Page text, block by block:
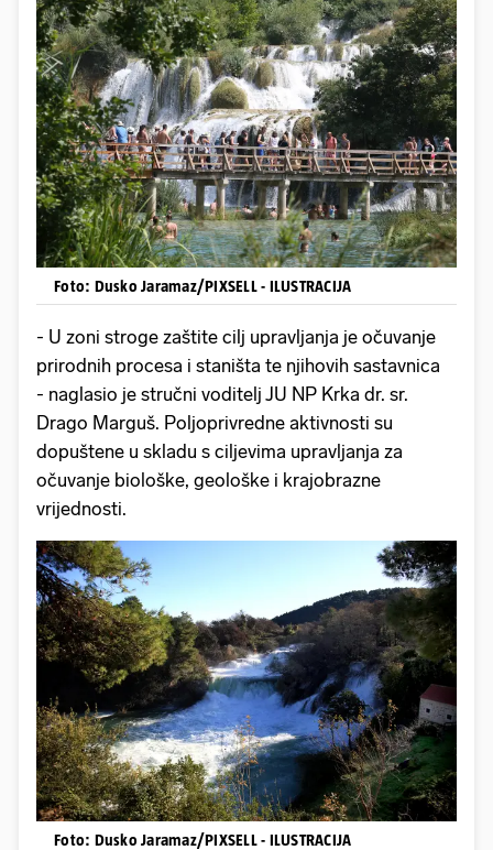
Foto: Dusko Jaramaz/PIXSELL - ILUSTRACIJA
- U zoni stroge zaštite cilj upravljanja je očuvanje
prirodnih procesa i staništa te njihovih sastavnica
- naglasio je stručni voditelj JU NP Krka dr. sr.
Drago Marguš. Poljoprivredne aktivnosti su
dopuštene u skladu s ciljevima upravljanja za
očuvanje biološke, geološke i krajobrazne
vrijednosti.
Foto: Dusko Jaramaz/PIXSELL - ILUSTRACIJA